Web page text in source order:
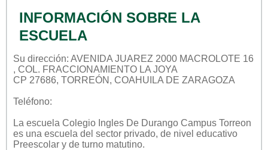
INFORMACIÓN SOBRE LA
ESCUELA
Su dirección: AVENIDA JUAREZ 2000 MACROLOTE 16
, COL. FRACCIONAMIENTO LA JOYA
CP 27686, TORREÓN, COAHUILA DE ZARAGOZA
Teléfono:
La escuela Colegio Ingles De Durango Campus Torreon
es una escuela del sector privado, de nivel educativo
Preescolar y de turno matutino.